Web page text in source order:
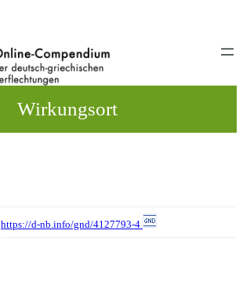
Wirkungsort
https://d-nb.info/gnd/4127793-4